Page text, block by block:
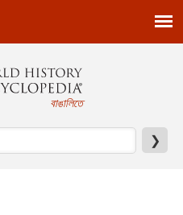
বাঙালিতে
❯